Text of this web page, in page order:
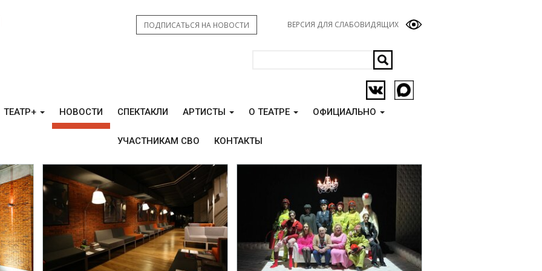
ВЕРСИЯ ДЛЯ СЛАБОВИДЯЩИХ
ПОДПИСАТЬСЯ НА НОВОСТИ
ТЕАТР+ НОВОСТИ СПЕКТАКЛИ АРТИСТЫ О ТЕАТРЕ ОФИЦИАЛЬНО
УЧАСТНИКАМ СВО КОНТАКТЫ